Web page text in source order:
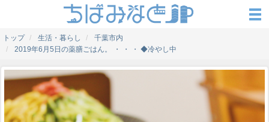
トップ 生活・暮らし
千葉市内
2019年6月5日の薬膳ごはん。 ・ ・ ・ ◆冷やし中